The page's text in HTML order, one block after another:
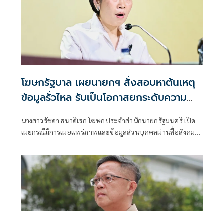
โฆษกรัฐบาล เผยนายกฯ สั่งสอบหาต้นเหตุ
ข้อมูลรั่วไหล รับเป็นโอกาสยกระดับความ
นางสาวรัชดา ธนาดิเรก โฆษกประจำสำนักนายกรัฐมนตรี เปิด
เผยกรณีมีการเผยแพร่ภาพและข้อมูลส่วนบุคคลผ่านสื่อสังคม
หน่วยงานที่เกี่ยวข้องเร่งตรวจสอบข้อเท็จจริง พร้อมตั้งคณะ
กรรมการสอบสวนภายใน ห